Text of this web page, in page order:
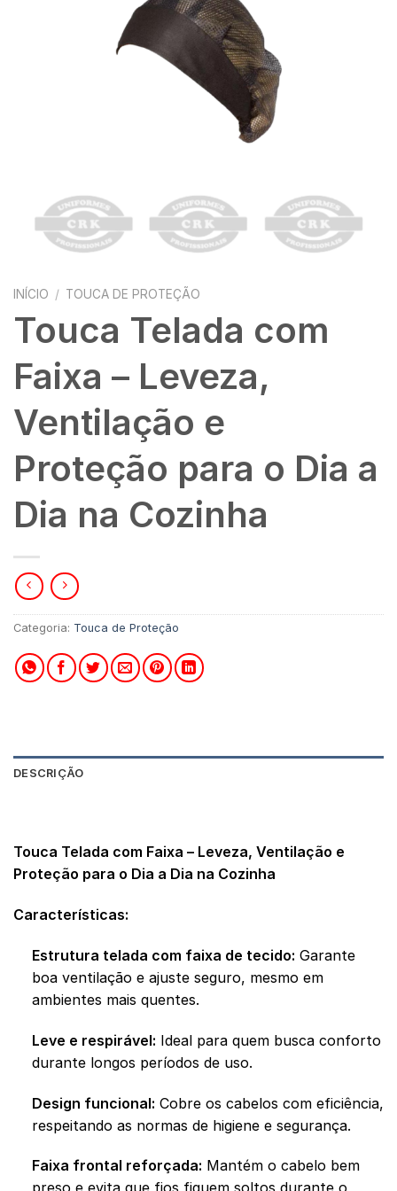
INÍCIO / TOUCA DE PROTEÇÃO
Touca Telada com
Faixa – Leveza,
Ventilação e
Proteção para o Dia a
Dia na Cozinha
Categoria: Touca de Proteção
DESCRIÇÃO
Touca Telada com Faixa – Leveza, Ventilação e
Proteção para o Dia a Dia na Cozinha
Características:
Estrutura telada com faixa de tecido: Garante
boa ventilação e ajuste seguro, mesmo em
ambientes mais quentes.
Leve e respirável: Ideal para quem busca conforto
durante longos períodos de uso.
Design funcional: Cobre os cabelos com eficiência,
respeitando as normas de higiene e segurança.
Faixa frontal reforçada: Mantém o cabelo bem